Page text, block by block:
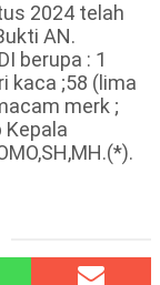
2024 telah
AN.
berupa : 1
kaca ;58 (lima
merk ;
Kepala